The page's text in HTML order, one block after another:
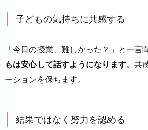
子どもの気持ちに共感する
「今日の授業、難しかった？」と一言
もは安心して話すようになります。共
ーションを保ちます。
結果ではなく努力を認める